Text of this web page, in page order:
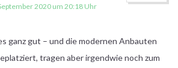
2020 um 20:18 Uhr
ganz gut – und die modernen Anbauten
tragen aber irgendwie noch zum